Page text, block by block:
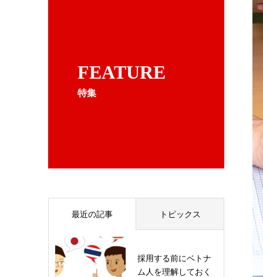
FEATURE
特集
最近の記事 トピックス
採用する前にベトナ
ム人を理解しておく